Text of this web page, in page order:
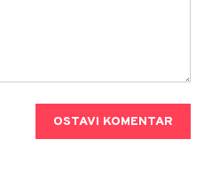
OSTAVI KOMENTAR